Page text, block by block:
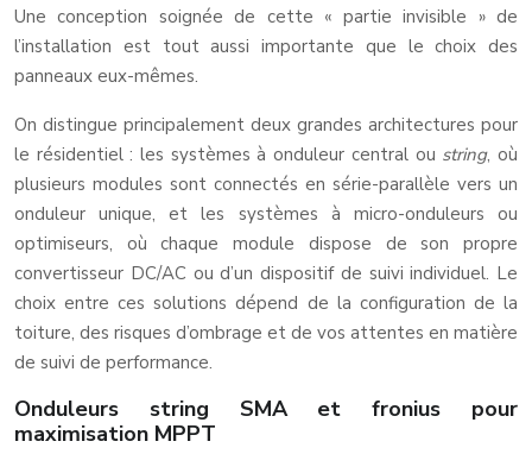
Une conception soignée de cette « partie invisible » de
l’installation est tout aussi importante que le choix des
panneaux eux-mêmes.
On distingue principalement deux grandes architectures pour
le résidentiel : les systèmes à onduleur central ou string, où
plusieurs modules sont connectés en série-parallèle vers un
onduleur unique, et les systèmes à micro-onduleurs ou
optimiseurs, où chaque module dispose de son propre
convertisseur DC/AC ou d’un dispositif de suivi individuel. Le
choix entre ces solutions dépend de la configuration de la
toiture, des risques d’ombrage et de vos attentes en matière
de suivi de performance.
Onduleurs string SMA et fronius pour
maximisation MPPT